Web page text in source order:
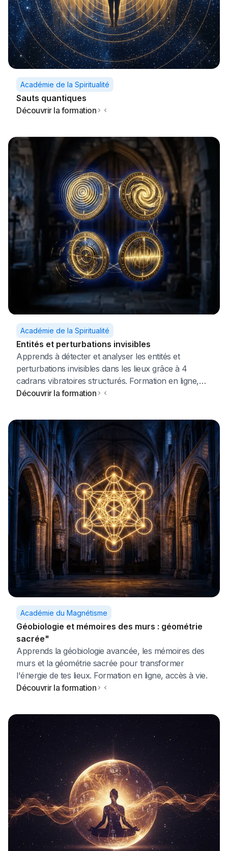
Académie de la Spiritualité
Sauts quantiques
Découvrir la formation
Académie de la Spiritualité
Entités et perturbations invisibles
Apprends à détecter et analyser les entités et
perturbations invisibles dans les lieux grâce à 4
cadrans vibratoires structurés. Formation en ligne,
accès à vie.
Découvrir la formation
Académie du Magnétisme
Géobiologie et mémoires des murs : géométrie
sacrée"
Apprends la géobiologie avancée, les mémoires des
murs et la géométrie sacrée pour transformer
l'énergie de tes lieux. Formation en ligne, accès à vie.
Découvrir la formation